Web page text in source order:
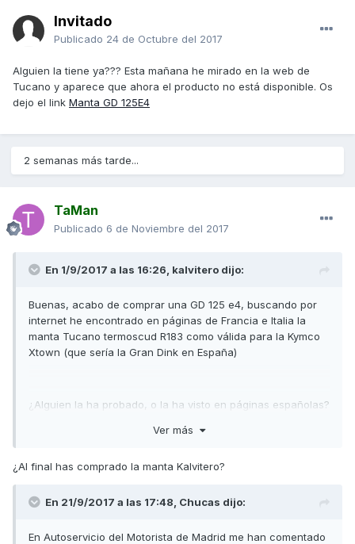
Invitado
Publicado 24 de Octubre del 2017
Alguien la tiene ya??? Esta mañana he mirado en la web de
Tucano y aparece que ahora el producto no está disponible. Os
dejo el link Manta GD 125E4
2 semanas más tarde...
TaMan
Publicado 6 de Noviembre del 2017
En 1/9/2017 a las 16:26, kalvitero dijo:
Buenas, acabo de comprar una GD 125 e4, buscando por
internet he encontrado en páginas de Francia e Italia la
manta Tucano termoscud R183 como válida para la Kymco
Xtown (que sería la Gran Dink en España)
¿Alguien la ha probado, o la ha visto en páginas españolas?
Ver más
¿Al final has comprado la manta Kalvitero?
En 21/9/2017 a las 17:48, Chucas dijo:
En Autoservicio del Motorista de Madrid me han comentado